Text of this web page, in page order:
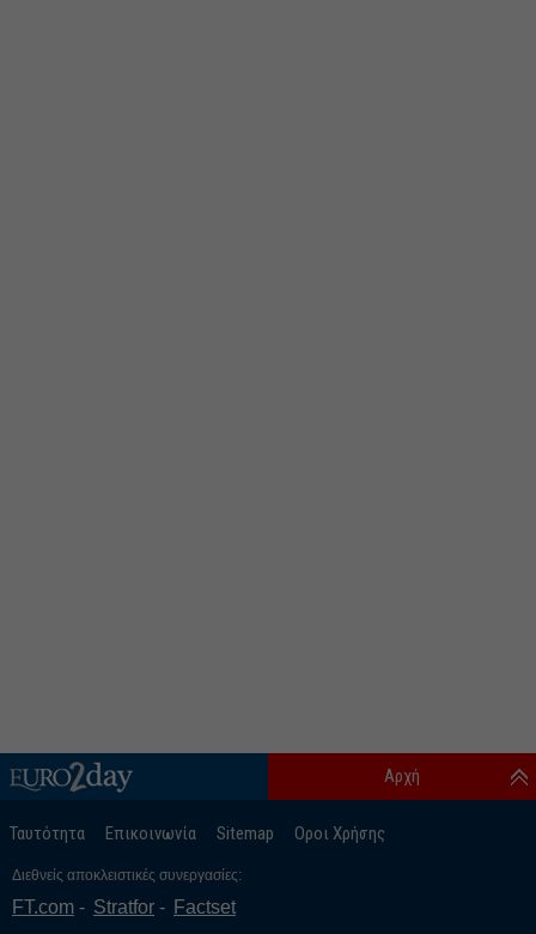
Ταυτότητα Επικοινωνία Sitemap Οροι Χρήσης
Αρχή
Διεθνείς αποκλειστικές συνεργασίες:
FT.com Stratfor Factset